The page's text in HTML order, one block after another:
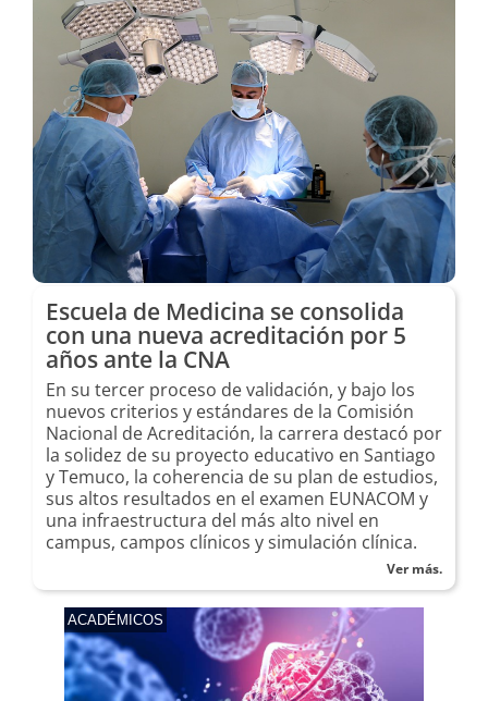
Escuela de Medicina se consolida
con una nueva acreditación por 5
años ante la CNA
En su tercer proceso de validación, y bajo los
nuevos criterios y estándares de la Comisión
Nacional de Acreditación, la carrera destacó por
la solidez de su proyecto educativo en Santiago
y Temuco, la coherencia de su plan de estudios,
sus altos resultados en el examen EUNACOM y
una infraestructura del más alto nivel en
campus, campos clínicos y simulación clínica.
Ver más.
ACADÉMICOS